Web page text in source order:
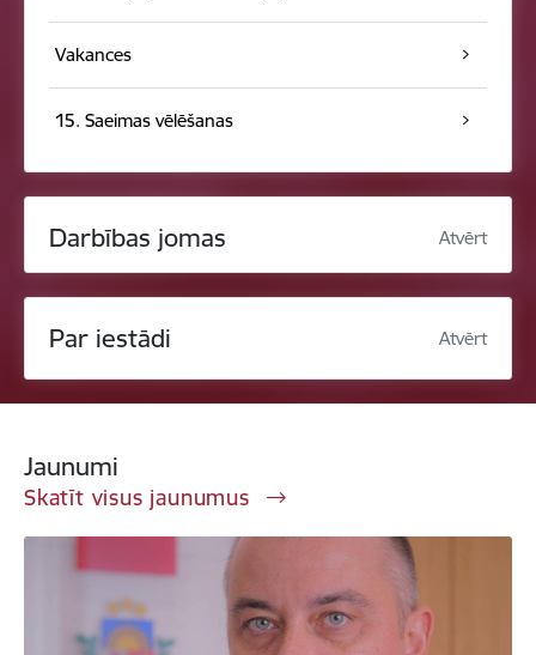
Vakances
15. Saeimas vēlēšanas
Darbības jomas Atvērt
Par iestādi Atvērt
Jaunumi
Skatīt visus jaunumus